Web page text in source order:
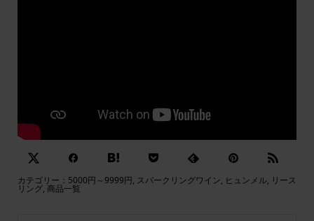
カテゴリー： 5000円～9999円, スパークリングワイン, ヒュンメル, リース
リング,商品一覧